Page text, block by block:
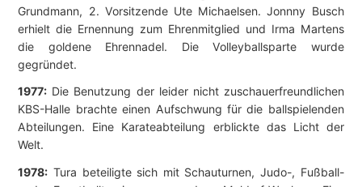
Grundmann, 2. Vorsitzende Ute Michaelsen. Jonnny Busch
erhielt die Ernennung zum Ehrenmitglied und Irma Martens
die goldene Ehrennadel. Die Volleyballsparte wurde
gegründet.
1977: Die Benutzung der leider nicht zuschauerfreundlichen
KBS-Halle brachte einen Aufschwung für die ballspielenden
Abteilungen. Eine Karateabteilung erblickte das Licht der
Welt.
1978: Tura beteiligte sich mit Schauturnen, Judo-, Fußball-